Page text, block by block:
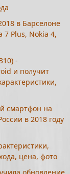
в Барселоне
7 Plus, Nokia 4,
-
и получит
смартфон на
в 2018 году
цена, фото
обновление